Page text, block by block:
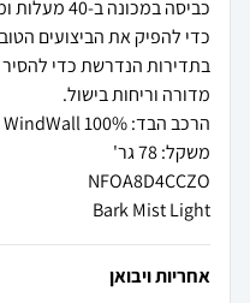
כדי להפיק את הביצועים
בתדירות הנדרשת כדי להסיר
Bark Mist Light
אחריות ויבואן